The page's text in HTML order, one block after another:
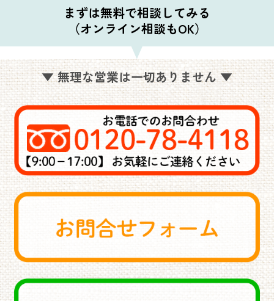
まずは無料で相談してみる
（オンライン相談もOK）
▼ 無理な営業は一切ありません ▼